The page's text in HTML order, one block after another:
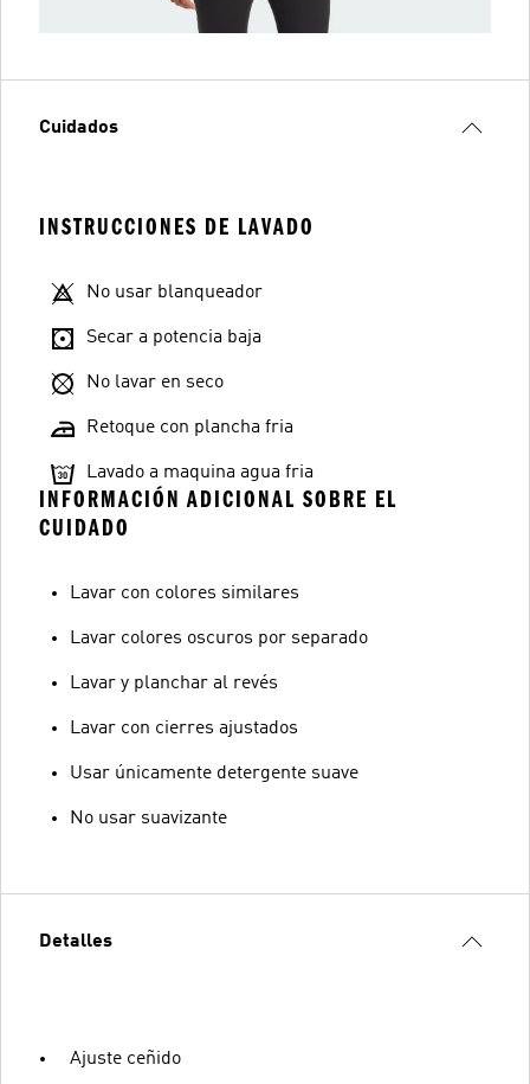
Cuidados
INSTRUCCIONES DE LAVADO
No usar blanqueador
Secar a potencia baja
No lavar en seco
Retoque con plancha fria
Lavado a maquina agua fria
INFORMACIÓN ADICIONAL SOBRE EL
CUIDADO
Lavar con colores similares
Lavar colores oscuros por separado
Lavar y planchar al revés
Lavar con cierres ajustados
Usar únicamente detergente suave
No usar suavizante
Detalles
Ajuste ceñido